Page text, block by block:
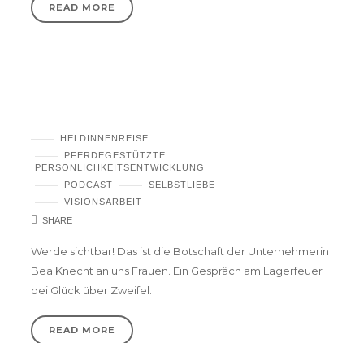
READ MORE
HELDINNENREISE
PFERDEGESTÜTZTE
PERSÖNLICHKEITSENTWICKLUNG
PODCAST
SELBSTLIEBE
VISIONSARBEIT
SHARE
Werde sichtbar! Das ist die Botschaft der Unternehmerin
Bea Knecht an uns Frauen. Ein Gespräch am Lagerfeuer
bei Glück über Zweifel.
READ MORE